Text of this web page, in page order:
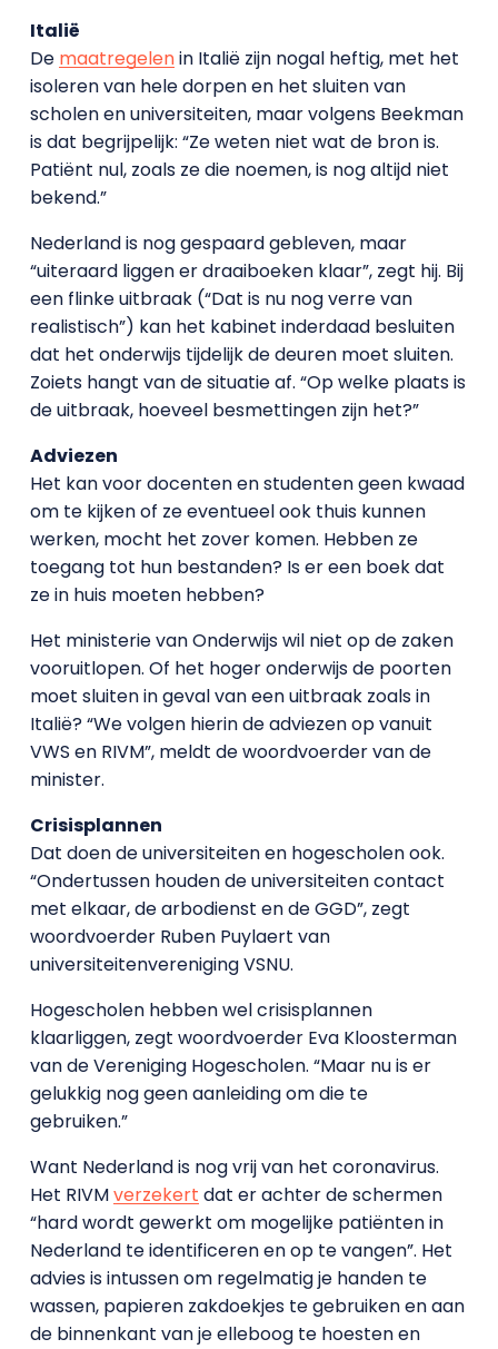
Italië
De maatregelenin Italië zijn nogal heftig, met het
isoleren van hele dorpen en het sluiten van
scholen en universiteiten, maar volgens Beekman
is dat begrijpelijk: “Ze weten niet wat de bron is.
Patiënt nul, zoals ze die noemen, is nog altijd niet
bekend.”
Nederland is nog gespaard gebleven, maar
“uiteraard liggen er draaiboeken klaar”, zegt hij. Bij
een flinke uitbraak (“Dat is nu nog verre van
realistisch”) kan het kabinet inderdaad besluiten
dat het onderwijs tijdelijk de deuren moet sluiten.
Zoiets hangt van de situatie af. “Op welke plaats is
de uitbraak, hoeveel besmettingen zijn het?”
Adviezen
Het kan voor docenten en studenten geen kwaad
om te kijken of ze eventueel ook thuis kunnen
werken, mocht het zover komen. Hebben ze
toegang tot hun bestanden? Is er een boek dat
ze in huis moeten hebben?
Het ministerie van Onderwijs wil niet op de zaken
vooruitlopen. Of het hoger onderwijs de poorten
moet sluiten in geval van een uitbraak zoals in
Italië? “We volgen hierin de adviezen op vanuit
VWS en RIVM”, meldt de woordvoerder van de
minister.
Crisisplannen
Dat doen de universiteiten en hogescholen ook.
“Ondertussen houden de universiteiten contact
met elkaar, de arbodienst en de GGD”, zegt
woordvoerder Ruben Puylaert van
universiteitenvereniging VSNU.
Hogescholen hebben wel crisisplannen
klaarliggen, zegt woordvoerder Eva Kloosterman
van de Vereniging Hogescholen. “Maar nu is er
gelukkig nog geen aanleiding om die te
gebruiken.”
Want Nederland is nog vrij van het coronavirus.
Het RIVMverzekert dat er achter de schermen
“hard wordt gewerkt om mogelijke patiënten in
Nederland te identificeren en op te vangen”. Het
advies is intussen om regelmatig je handen te
wassen, papieren zakdoekjes te gebruiken en aan
de binnenkant van je elleboog te hoesten en